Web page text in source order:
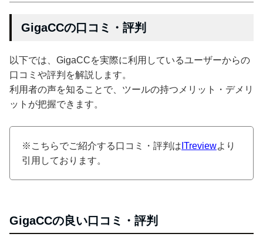
GigaCCの口コミ・評判
以下では、GigaCCを実際に利用しているユーザーからの
口コミや評判を解説します。
利用者の声を知ることで、ツールの持つメリット・デメリ
ットが把握できます。
※こちらでご紹介する口コミ・評判は ITreviewより
引用しております。
GigaCCの良い口コミ・評判